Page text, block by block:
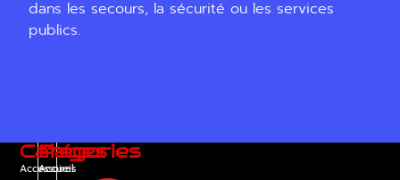
dans les secours, la sécurité ou les services
publics.
Pages
Accueil
Catégories
Accessoires